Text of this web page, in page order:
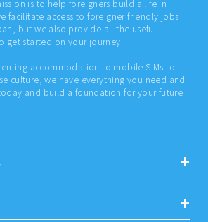
is to help foreigners build a life in
facilitate access to foreigner friendly jobs
but we also provide all the useful
get started on your journey.
accommodation to mobile SIMs to
culture, we have everything you need and
and build a foundation for your future